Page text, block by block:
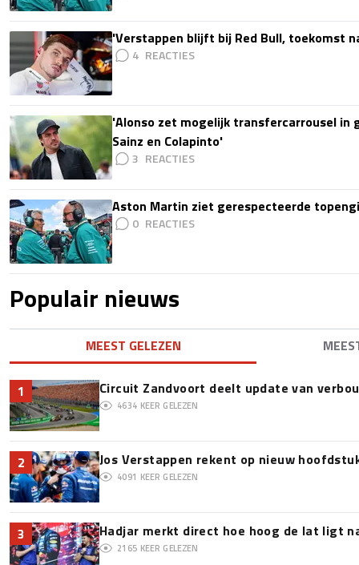
'Verstappen blijft bij Red Bull, toekomst
4
'Alonso zet mogelijk transfercarrousel in
Sainz en Colapinto'
3
Aston Martin ziet gerespecteerde
0
Populair nieuws
MEEST GELEZEN
1 Circuit Zandvoort deelt update van
4634 KEER GELEZEN
2 Jos Verstappen rekent op nieuw
4091 KEER GELEZEN
3 Hadjar merkt direct hoe hoog de lat ligt
2165 KEER GELEZEN